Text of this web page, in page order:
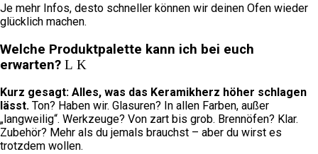
Je mehr Infos, desto schneller können wir deinen Ofen wieder
glücklich machen.
Welche Produktpalette kann ich bei euch
erwarten?
Kurz gesagt: Alles, was das Keramikherz höher schlagen
lässt. Ton? Haben wir. Glasuren? In allen Farben, außer
„langweilig“. Werkzeuge? Von zart bis grob. Brennöfen? Klar.
Zubehör? Mehr als du jemals brauchst – aber du wirst es
trotzdem wollen.